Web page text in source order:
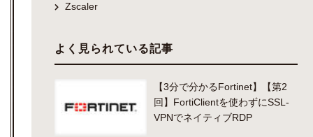
Zscaler
よく見られている記事
【3分で分かるFortinet】【第2
回】FortiClientを使わずにSSL-
VPNでネイティブRDP